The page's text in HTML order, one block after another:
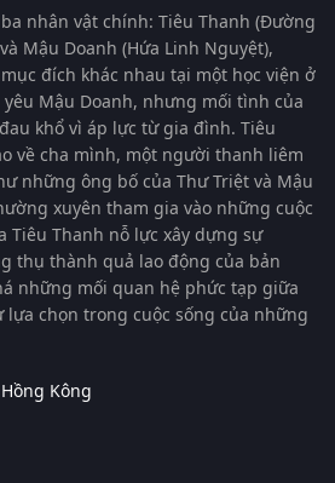
nhân vật chính: Tiêu Thanh (Đường
Mậu Doanh (Hứa Linh Nguyệt),
đích khác nhau tại một học viện ở
Mậu Doanh, nhưng mối tình của
khổ vì áp lực từ gia đình. Tiêu
về cha mình, một người thanh liêm
những ông bố của Thư Triệt và Mậu
xuyên tham gia vào những cuộc
Tiêu Thanh nỗ lực xây dựng sự
thụ thành quả lao động của bản
những mối quan hệ phức tạp giữa
chọn trong cuộc sống của những
Kông